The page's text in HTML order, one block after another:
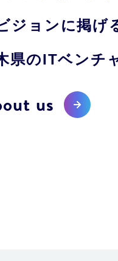
ジョンに掲げ
県のITベンチ
us